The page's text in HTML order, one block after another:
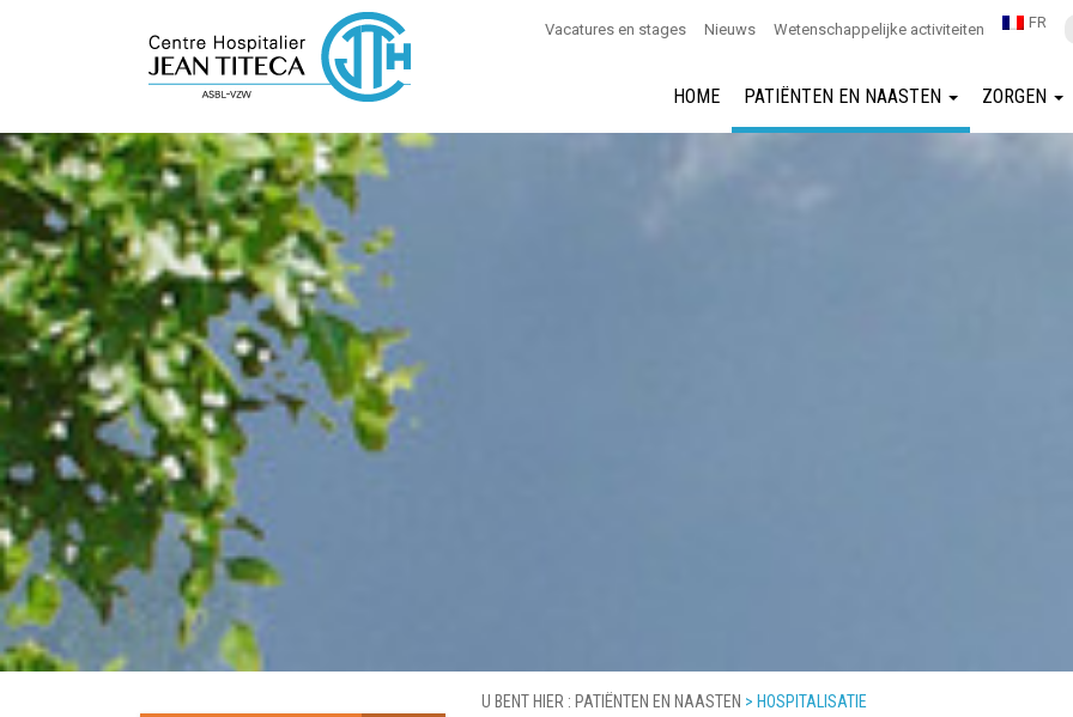
Vacatures en stages Nieuws Wetenschappelijke activiteiten FR
HOME PATIËNTEN EN NAASTEN ZORGEN
U BENT HIER : PATIËNTEN EN NAASTEN > HOSPITALISATIE